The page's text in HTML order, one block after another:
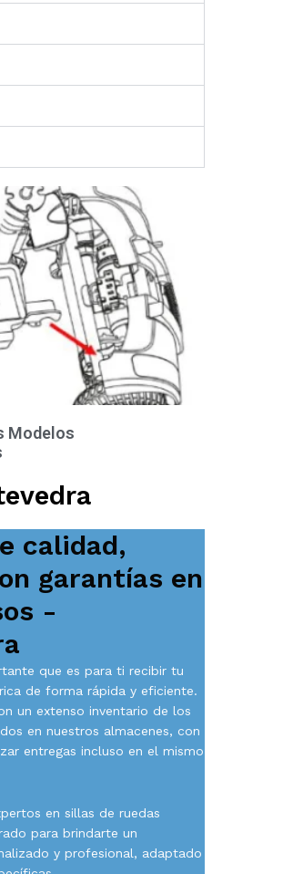
Modelos
calidad,
garantías en
-
que es para ti recibir tu
de forma rápida y eficiente.
un extenso inventario de los
en nuestros almacenes, con
entregas incluso en el mismo
en sillas de ruedas
para brindarte un
y profesional, adaptado